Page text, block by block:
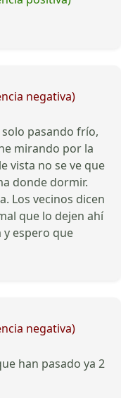
negativa)
pasando frío,
mirando por la
vista no se ve que
donde dormir.
Los vecinos dicen
que lo dejen ahí
y espero que
negativa)
han pasado ya 2